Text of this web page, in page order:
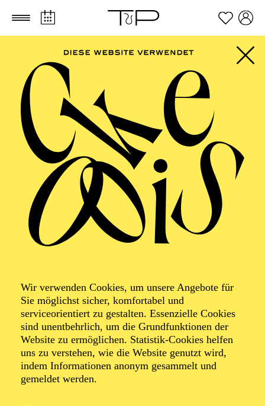
Zum Hauptinhalt springen Zum Footer springen
Wir verwenden Cookies, um unsere Angebote für
Sie möglichst sicher, komfortabel und
serviceorientiert zu gestalten. Essenzielle Cookies
sind unentbehrlich, um die Grundfunktionen der
Website zu ermöglichen. Statistik-Cookies helfen
uns zu verstehen, wie die Website genutzt wird,
indem Informationen anonym gesammelt und
gemeldet werden.
AALTO BALLETT
Der Glöckner­ von
Notre-Dame
Ballett in zwei Akten von Armen Hakobyan
Musik von Erich Wolfgang Korngold, Sergej
Rachmaninow, Dmitri Schostakowitsch, Franz Schreker